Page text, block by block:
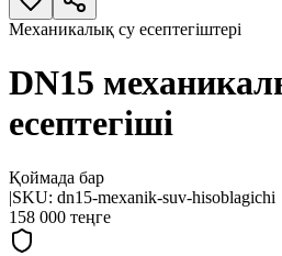
Механикалық су есептегіштері
DN15
есептегіші
Қоймада бар
|SKU: dn15-mexanik-suv-hisoblagichi
158 000 теңге